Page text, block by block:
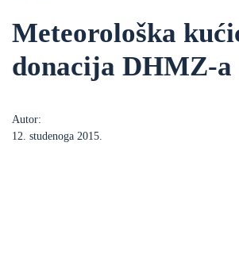
Meteorološka
donacija DHMZ-a
Autor:
12. studenoga 2015.